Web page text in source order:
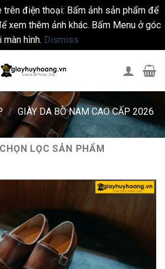
điện thoại: Bấm ảnh sản phẩm để
xem thêm ảnh khác. Bấm Menu ở góc
màn hình. Dismiss
/ GIÀY DA BÒ NAM CAO CẤP 2026
LỌC SẢN PHẨM